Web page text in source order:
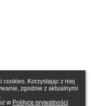
cookies. Korzystając z niej
zgodnie z aktualnymi
w Polityce prywatności.